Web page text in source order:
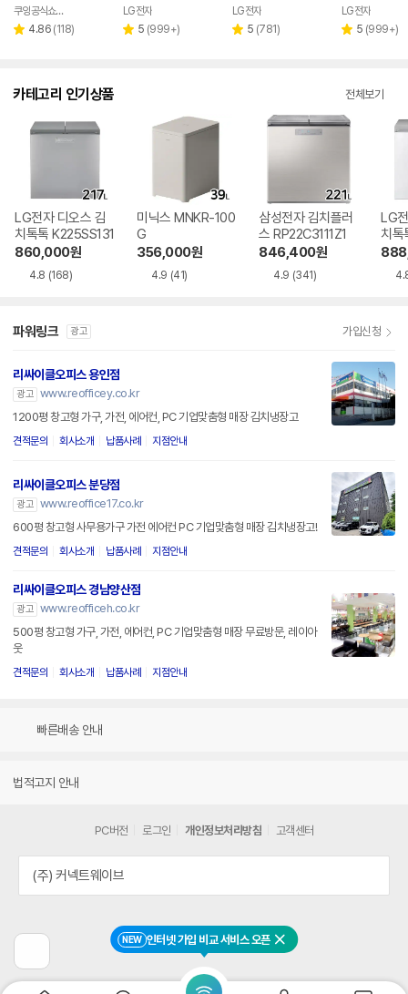
NEW 인터넷 가입 비교 서비스 오픈 닫기
페이
쿠잉공식쇼핑몰
별 4.86 리
(118)
LG전자
별 5 리
(999+)
LG전자
별 5 리
(781)
LG전자
별 5 리
(999+)
카테고리 인기상품 전체보기
LG전자 디오스 김
치톡톡 K225SS131
860,000원
4.8 (168)
미닉스 MNKR-100
G
356,000원
4.9 (41)
삼성전자 김치플러
스 RP22C3111Z1
846,400원
4.9 (341)
LG
치
1
파워링크 광고 가입신청
리싸이클오피스 용인점
광고 www.reofficey.co.kr
1200평 창고형 가구, 가전, 에어컨, PC 기업맞춤형 매장 김치냉장고
견적문의 회사소개 납품사례 지점안내
리싸이클오피스 분당점
광고 www.reoffice17.co.kr
600평 창고형 사무용가구 가전 에어컨 PC 기업맞춤형 매장 김치냉장고!
견적문의 회사소개 납품사례 지점안내
리싸이클오피스 경남양산점
광고 www.reofficeh.co.kr
500평 창고형 가구, 가전, 에어컨, PC 기업맞춤형 매장 무료방문, 레이아
웃
견적문의 회사소개 납품사례 지점안내
빠른배송 안내
법적고지 안내
전
페
PC버전 로그인 개인정보처리방침 고객센터
(주) 커넥트웨이브